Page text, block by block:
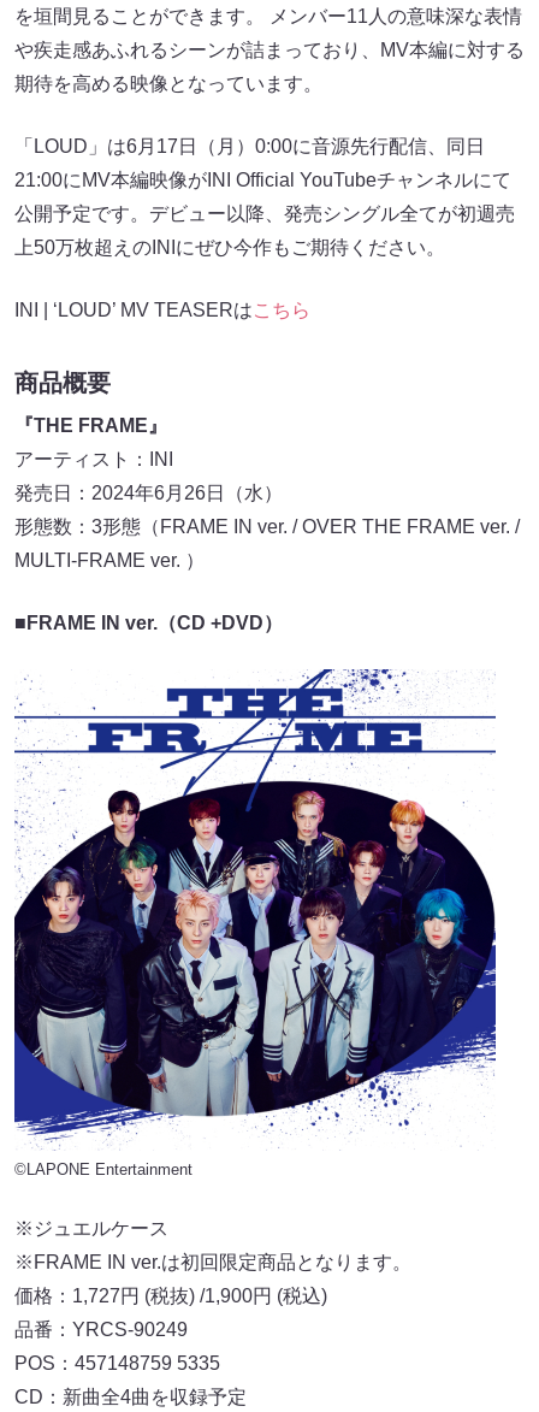
を垣間見ることができます。 メンバー11人の意味深な表情
や疾走感あふれるシーンが詰まっており、MV本編に対する
期待を高める映像となっています。
「LOUD」は6月17日（月）0:00に音源先行配信、同日
21:00にMV本編映像がINI Official YouTubeチャンネルにて
公開予定です。デビュー以降、発売シングル全てが初週売
上50万枚超えのINIにぜひ今作もご期待ください。
INI | ‘LOUD’ MV TEASERはこちら
商品概要
『THE FRAME』
アーティスト：INI
発売日：2024年6月26日（水）
形態数：3形態（FRAME IN ver. / OVER THE FRAME ver. /
MULTI-FRAME ver. ）
■FRAME IN ver.（CD +DVD）
©LAPONE Entertainment
※ジュエルケース
※FRAME IN ver.は初回限定商品となります。
価格：1,727円 (税抜) /1,900円 (税込)
品番：YRCS-90249
POS：457148759 5335
CD：新曲全4曲を収録予定